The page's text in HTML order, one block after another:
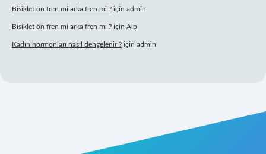
Bisiklet ön fren mi arka fren mi ? için admin
Bisiklet ön fren mi arka fren mi ? için Alp
Kadın hormonları nasıl dengelenir ? için admin